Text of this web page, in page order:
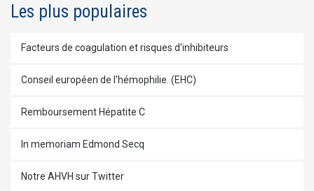
Les plus populaires
Facteurs de coagulation et risques d'inhibiteurs
Conseil européen de l'hémophilie. (EHC)
Remboursement Hépatite C
In memoriam Edmond Secq
Notre AHVH sur Twitter